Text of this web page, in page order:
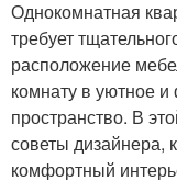
Однокомнатная
требует
расположение
комнату в уютное
пространство. В
советы дизайнера,
комфортный